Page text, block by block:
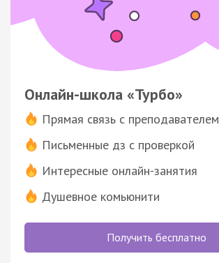
Онлайн-школа «Турбо»
Прямая связь с преподавателем
Письменные дз с проверкой
Интересные онлайн-занятия
Душевное комьюнити
Получить бесплатно